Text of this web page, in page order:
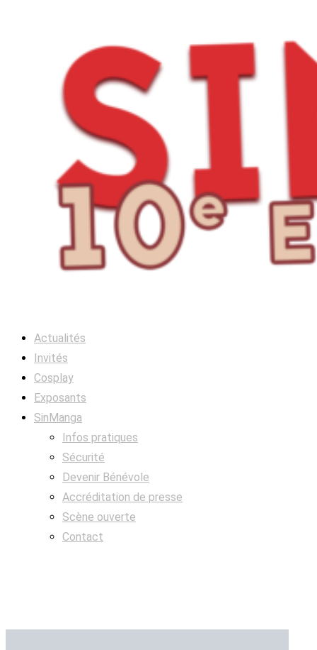
Actualités
Invités
Cosplay
Exposants
SinManga
Infos pratiques
Sécurité
Devenir Bénévole
Accréditation de presse
Scène ouverte
Contact